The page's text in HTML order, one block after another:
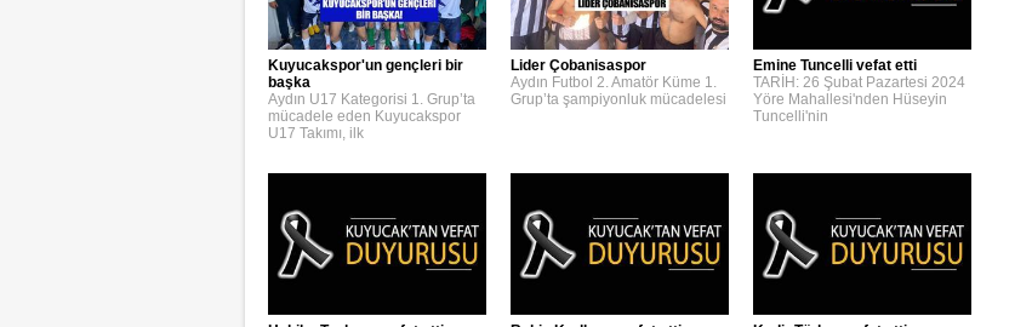
Kuyucakspor'un gençleri bir
başka
Aydın U17 Kategorisi 1. Grup’ta
mücadele eden Kuyucakspor
U17 Takımı, ilk
Lider Çobanisaspor
Aydın Futbol 2. Amatör Küme 1.
Grup’ta şampiyonluk mücadelesi
Emine Tuncelli vefat etti
TARİH: 26 Şubat Pazartesi 2024
Yöre Mahallesi'nden Hüseyin
Tuncelli'nin